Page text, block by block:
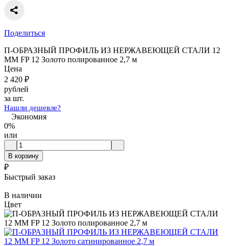
Поделиться
П-ОБРАЗНЫЙ ПРОФИЛЬ ИЗ НЕРЖАВЕЮЩЕЙ СТАЛИ 12
ММ FP 12 Золото полированное 2,7 м
Цена
2 420 ₽
рублей
за шт.
Нашли дешевле?
Экономия
0%
или
В корзину
₽
Быстрый заказ
В наличии
Цвет